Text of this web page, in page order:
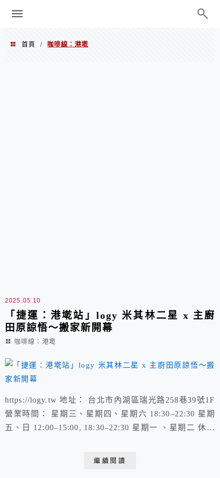
巧、世界走透透
menu
首頁 / 咖啡線：港墘
2025.05.10
「捷運：港墘站」logy 米其林二星 x 主廚
田原諒悟～搬家新開幕
咖啡線：港墘
https://logy.tw 地址： 台北市內湖區瑞光路258巷39號1F
營業時間： 星期三、星期四、星期六 18:30–22:30 星期
五、日 12:00–15:00, 18:30–22:30 星期一 、星期二 休息
繼續閱讀